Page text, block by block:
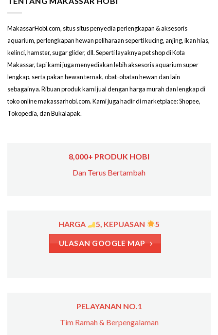
MakassarHobi.com, situs situs penyedia perlengkapan & aksesoris
aquarium, perlengkapan hewan peliharaan seperti kucing, anjing, ikan hias,
kelinci, hamster, sugar glider, dll. Seperti layaknya pet shop di Kota
Makassar, tapi kami juga menyediakan lebih aksesoris aquarium super
lengkap, serta pakan hewan ternak, obat-obatan hewan dan lain
sebagainya. Ribuan produk kami jual dengan harga murah dan lengkap di
toko online makassarhobi.com. Kami juga hadir di marketplace: Shopee,
Tokopedia, dan Bukalapak.
8,000+ PRODUK HOBI
Dan Terus Bertambah
HARGA 5, KEPUASAN 5
ULASAN GOOGLE MAP
PELAYANAN NO.1
Tim Ramah & Berpengalaman